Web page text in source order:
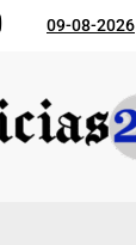
YouTube09-08-2026